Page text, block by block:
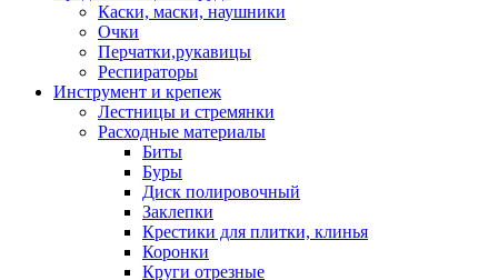
Каски, маски, наушники
Очки
Перчатки,рукавицы
Респираторы
Инструмент и крепеж
Лестницы и стремянки
Расходные материалы
Биты
Буры
Диск полировочный
Заклепки
Крестики для плитки, клинья
Коронки
Круги отрезные